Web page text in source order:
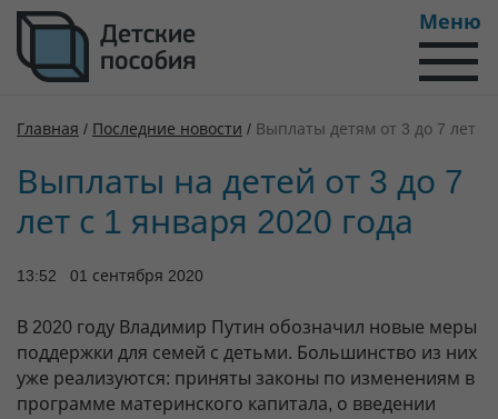
Меню
Главная / Последние новости / Выплаты детям от 3 до 7 лет
Выплаты на детей от 3 до 7
лет с 1 января 2020 года
13:52 01 сентября 2020
В 2020 году Владимир Путин обозначил новые меры
поддержки для семей с детьми. Большинство из них
уже реализуются: приняты законы по изменениям в
программе материнского капитала, о введении